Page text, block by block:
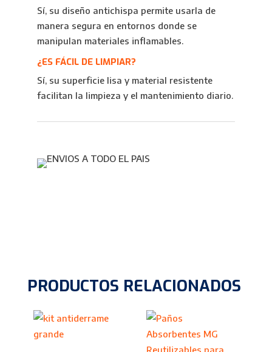
Sí, su diseño antichispa permite usarla de
manera segura en entornos donde se
manipulan materiales inflamables.
¿ES FÁCIL DE LIMPIAR?
Sí, su superficie lisa y material resistente
facilitan la limpieza y el mantenimiento diario.
PRODUCTOS RELACIONADOS